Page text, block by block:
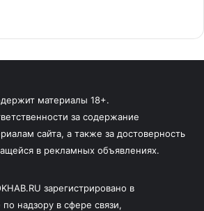
материалы 18+.
за содержание
сайта, а также за достоверность
в рекламных объявлениях.
зарегистрировано в
надзору в сфере связи,